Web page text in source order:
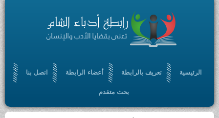
الرئيسية تعريف بالرابطة أعضاء الرابطة اتصل بنا
بحث متقدم